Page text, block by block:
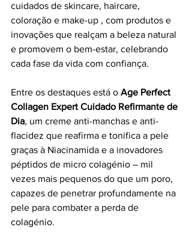
cuidados de skincare, haircare,
coloração e make-up , com produtos e
inovações que realçam a beleza natural
e promovem o bem-estar, celebrando
cada fase da vida com confiança.
Entre os destaques está o Age Perfect
Collagen Expert Cuidado Refirmante de
Dia, um creme anti-manchas e anti-
flacidez que reafirma e tonifica a pele
graças à Niacinamida e a inovadores
péptidos de micro colagénio – mil
vezes mais pequenos do que um poro,
capazes de penetrar profundamente na
pele para combater a perda de
colagénio.